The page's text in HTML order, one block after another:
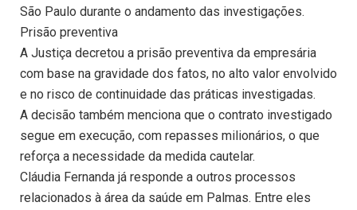
São Paulo durante o andamento das investigações.
Prisão preventiva
A Justiça decretou a prisão preventiva da empresária
com base na gravidade dos fatos, no alto valor envolvido
e no risco de continuidade das práticas investigadas.
A decisão também menciona que o contrato investigado
segue em execução, com repasses milionários, o que
reforça a necessidade da medida cautelar.
Cláudia Fernanda já responde a outros processos
relacionados à área da saúde em Palmas. Entre eles